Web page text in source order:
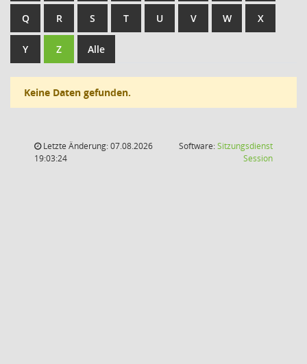
Q R S T U V W X
Y Z Alle
Keine Daten gefunden.
Letzte Änderung: 07.08.2026
19:03:24
Software:Sitzungsdienst
Session(Wird in